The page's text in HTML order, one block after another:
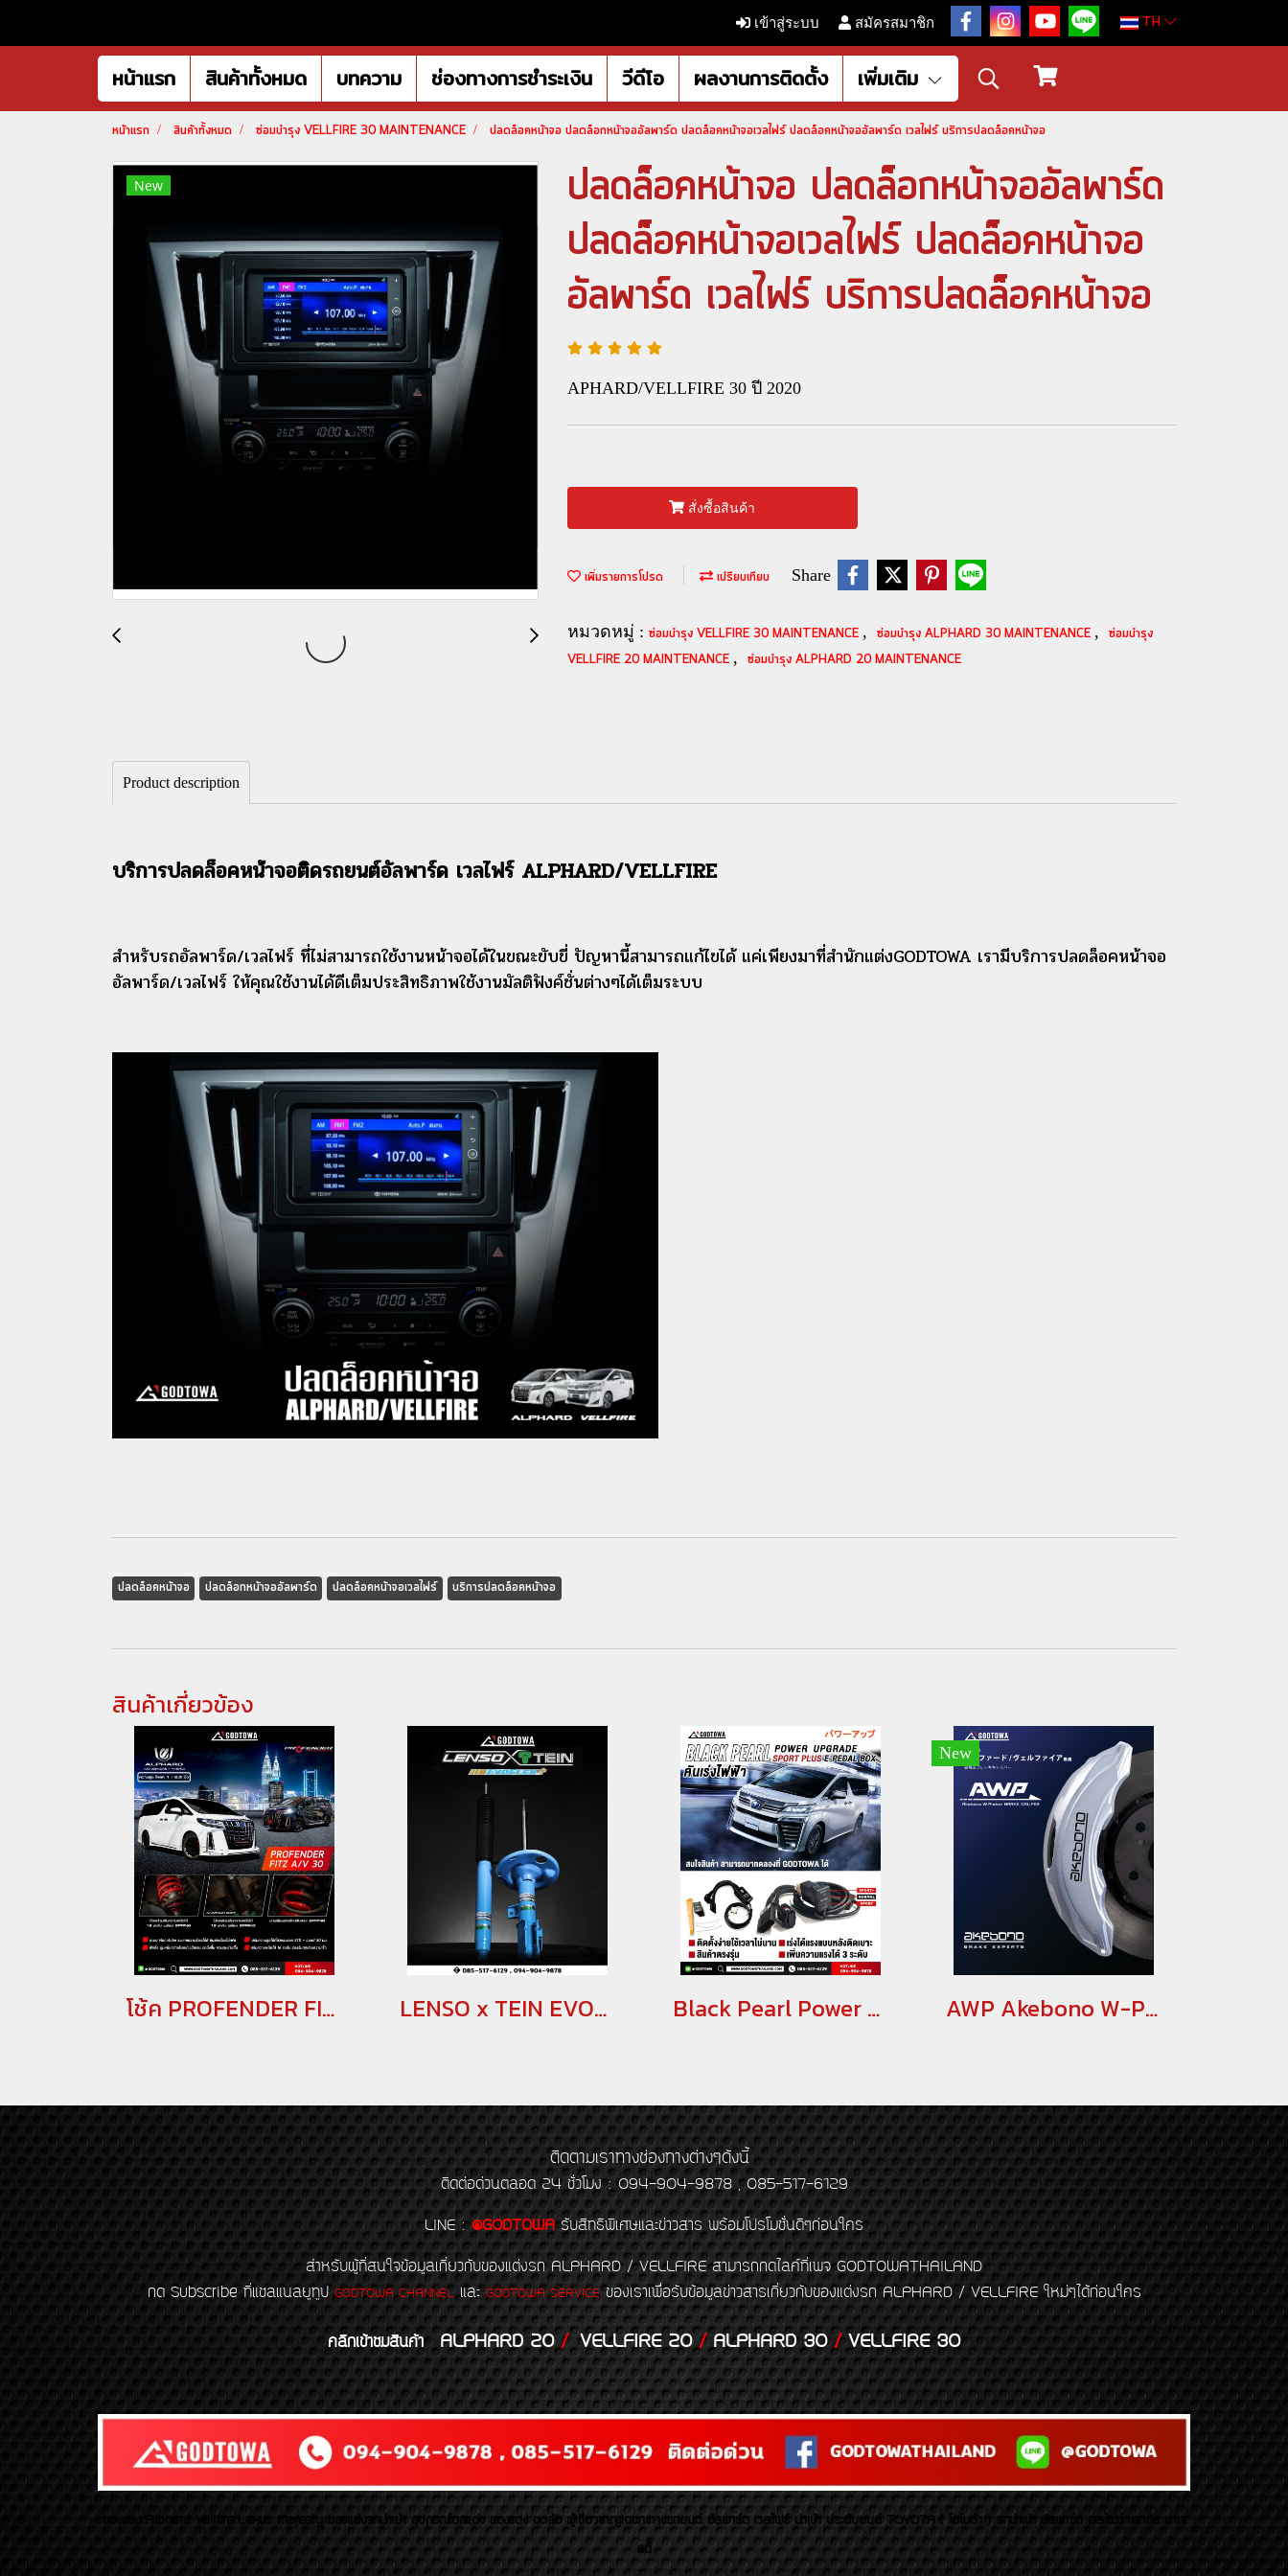
เข้าสู่ระบบ สมัครสมาชิก TH
หน้าแรก สินค้าทั้งหมด บทความ ช่องทางการชำระเงิน วีดีโอ ผลงานการติดตั้ง เพิ่มเติม
หน้าแรก สินค้าทั้งหมด ซ่อมบำรุง VELLFIRE 30 MAINTENANCE ปลดล็อคหน้าจอ ปลดล็อกหน้าจออัลพาร์ด ปลดล็อคหน้าจอเวลไฟร์ ปลดล็อคหน้าจออัลพาร์ด เวลไฟร์ บริการปลดล็อคหน้าจอ
New
ปลดล็อคหน้าจอ ปลดล็อกหน้าจออัลพาร์ด
ปลดล็อคหน้าจอเวลไฟร์ ปลดล็อคหน้าจอ
อัลพาร์ด เวลไฟร์ บริการปลดล็อคหน้าจอ
APHARD/VELLFIRE 30 ปี 2020
สั่งซื้อสินค้า
เพิ่มรายการโปรด เปรียบเทียบ Share
หมวดหมู่ : ซ่อมบำรุง VELLFIRE 30 MAINTENANCE , ซ่อมบำรุง ALPHARD 30 MAINTENANCE ,
ซ่อมบำรุง
VELLFIRE 20 MAINTENANCE , ซ่อมบำรุง ALPHARD 20 MAINTENANCE
Product description
บริการปลดล็อคหน้าจอติดรถยนต์อัลพาร์ด เวลไฟร์ ALPHARD/VELLFIRE
สำหรับรถอัลพาร์ด/เวลไฟร์ ที่ไม่สามารถใช้งานหน้าจอได้ในขณะขับขี่ ปัญหานี้สามารถแก้ไขได้ แค่เพียงมาที่สำนักแต่งGODTOWA เรามีบริการปลดล็อคหน้าจอ
อัลพาร์ด/เวลไฟร์ ให้คุณใช้งานได้ดีเต็มประสิทธิภาพใช้งานมัลติฟังค์ชั่นต่างๆได้เต็มระบบ
ปลดล็อคหน้าจอ ปลดล็อกหน้าจออัลพาร์ด ปลดล็อคหน้าจอเวลไฟร์ บริการปลดล็อคหน้าจอ
สินค้าเกี่ยวข้อง
โช้ค PROFENDER FITZ TOYOTA Alphard Vellfire 30 โช้คอัพ Profender LENSO x TEIN EVOFLEX+ โช้คอัพสมรรถนะสูง พร้อมระบบ Hydraulic Bump Stopper (H.B.S.) Black Pearl Power Upgrade Sport Plus E-Pedal Box คันเร่งไฟฟ้า Black Pearl สำหรับ alphard vellfire 30 2018-2023 กล่องเพิ่มสมรรถนะสำหรับรถยนต์โตโยต้าอัลพาร์ด เวลไฟร์ คันเร่งไฟฟ้าอัลพาร์ด เวลไฟร์ ตัวเร่งอัลพาร์ด เวลไฟร์
New
AWP Akebono W-Piston Brake Caliper Alphard & Vellfire 30
ติดตามเราทางช่องทางต่างๆดังนี้
ติดต่อด่วนตลอด 24 ชั่วโมง : 094-904-9878 , 085-517-6129
LINE : @GODTOWA รับสิทธิพิเศษและข่าวสาร พร้อมโปรโมชั่นดีๆก่อนใคร
สำหรับผู้ที่สนใจข้อมูลเกี่ยวกับของแต่งรถ ALPHARD / VELLFIRE สามารถกดไลค์ที่เพจ GODTOWATHAILAND
กด Subscribe ที่แชลแนลยูทูปGODTOWA CHANNELและ GODTOWA SERVICEของเราเพื่อรับข้อมูลข่าวสารเกี่ยวกับของแต่งรถ ALPHARD / VELLFIRE ใหม่ๆได้ก่อนใคร
คลิกเข้าชมสินค้า ALPHARD 20/VELLFIRE 20/ALPHARD 30/VELLFIRE 30
ของเเต่ง Alphard Vellfire Lexus Majesty ของเเต่งรถนำเข้า อุปกรณ์ตกแต่ง ของแต่ง ชุดล้อ ผู้เชี่ยวชาญเฉพาะทางรถยนต์ อัลพาร์ด เวลไฟร์ นำเข้า ประดับยนต์ TOYOTA ( โตโยต้า ) รถนำเข้า อัลพาร์ด เวลไฟร์ เลกซัส มาเจ
สตี้